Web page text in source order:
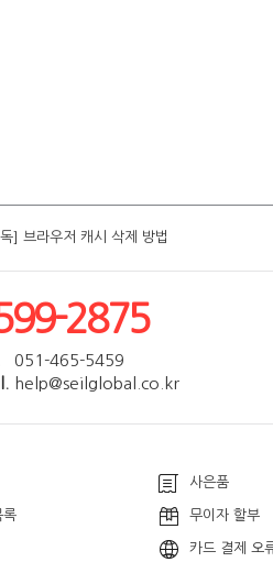
독] 브라우저 캐시 삭제 방법
] 브라우저 캐시 삭제 방법
2875
051-465-5459
help@seilglobal.co.kr
사은품
록 무이자 할부
카드 결제 오